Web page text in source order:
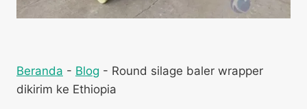
Beranda - Blog - Round silage baler wrapper
dikirim ke Ethiopia